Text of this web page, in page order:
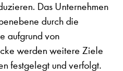
Das Unternehmen
durch die
aufgrund von
werden weitere Ziele
festgelegt und verfolgt.